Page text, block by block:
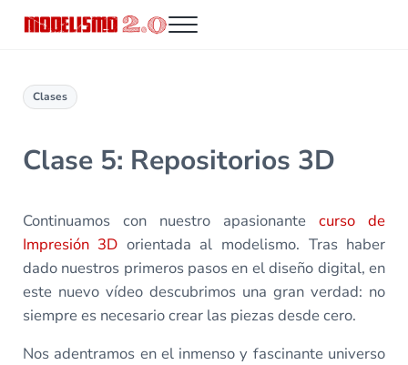
Menu
Clases
Clase 5: Repositorios 3D
Continuamos con nuestro apasionantecurso de
Impresión 3D orientada al modelismo. Tras haber
dado nuestros primeros pasos en el diseño digital, en
este nuevo vídeo descubrimos una gran verdad: no
siempre es necesario crear las piezas desde cero.
Nos adentramos en el inmenso y fascinante universo